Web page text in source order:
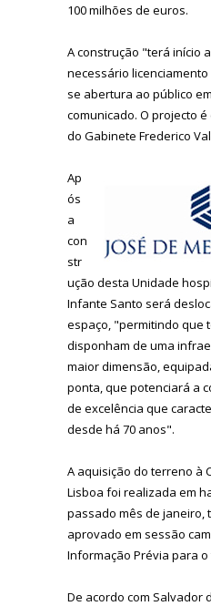
100 milhões de euros.
A construção "terá início
necessário
se abertura ao público
comunicado. O projecto
do Gabinete Frederico
Ap
ós
a
con
str
ução desta Unidade
Infante Santo será
espaço, "permitindo que
disponham de uma
maior dimensão,
ponta, que potenciará a
de excelência que
desde há 70 anos".
A aquisição do terreno à
Lisboa foi realizada em
passado mês de janeiro,
aprovado em sessão
Informação Prévia para
De acordo com Salvador